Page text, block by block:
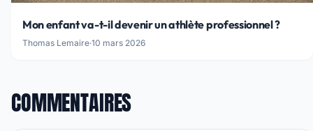
Mon enfant va-t-il devenir un athlète professionnel ?
Thomas Lemaire·10 mars 2026
COMMENTAIRES